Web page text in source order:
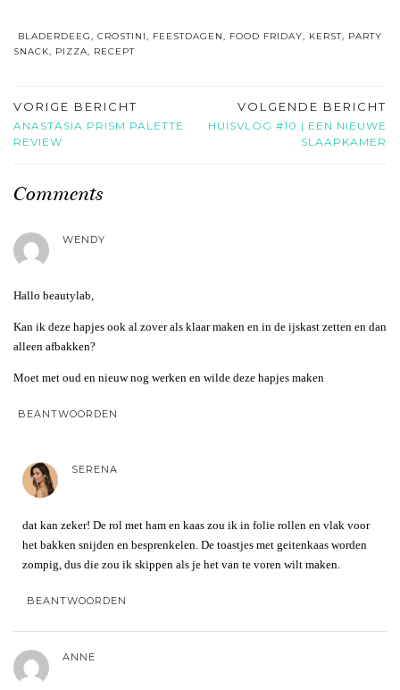
BLADERDEEG CROSTINI FEESTDAGEN FOOD FRIDAY KERST
PARTY
SNACK
PIZZA RECEPT
VORIGE BERICHT
ANASTASIA PRISM PALETTE
REVIEW
VOLGENDE BERICHT
HUISVLOG #10 | EEN NIEUWE
SLAAPKAMER
Comments
WENDY
Hallo beautylab,
Kan ik deze hapjes ook al zover als klaar maken en in de ijskast zetten en dan
alleen afbakken?
Moet met oud en nieuw nog werken en wilde deze hapjes maken
BEANTWOORDEN
SERENA
dat kan zeker! De rol met ham en kaas zou ik in folie rollen en vlak voor
het bakken snijden en besprenkelen. De toastjes met geitenkaas worden
zompig, dus die zou ik skippen als je het van te voren wilt maken.
BEANTWOORDEN
ANNE